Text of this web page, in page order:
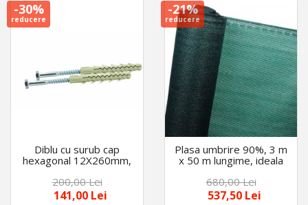
-30%
reducere
Diblu cu surub cap
hexagonal 12X260mm,
200,00 Lei
141,00 Lei
-21%
reducere
Plasa umbrire 90%, 3 m
x 50 m lungime, ideala
pentru gard, terase,
chiar si gradini, calitate
680,00 Lei
537,50 Lei